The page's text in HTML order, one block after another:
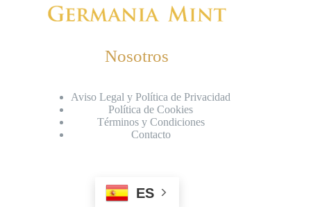
Nosotros
Aviso Legal y Política de Privacidad
Política de Cookies
Términos y Condiciones
Contacto
ES